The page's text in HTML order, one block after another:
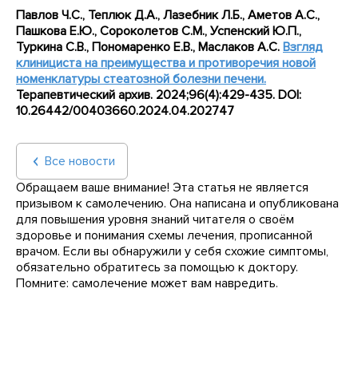
Павлов Ч.С., Теплюк Д.А., Лазебник Л.Б., Аметов А.С.,
Пашкова Е.Ю., Сороколетов С.М., Успенский Ю.П.,
Туркина С.В., Пономаренко Е.В., Маслаков А.С. Взгляд
клинициста на преимущества и противоречия новой
номенклатуры стеатозной болезни печени.
Терапевтический архив. 2024;96(4):429-435. DOI:
10.26442/00403660.2024.04.202747
Все новости
Обращаем ваше внимание! Эта статья не является
призывом к самолечению. Она написана и опубликована
для повышения уровня знаний читателя о своём
здоровье и понимания схемы лечения, прописанной
врачом. Если вы обнаружили у себя схожие симптомы,
обязательно обратитесь за помощью к доктору.
Помните: самолечение может вам навредить.